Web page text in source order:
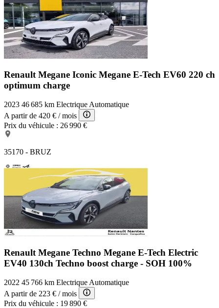
Renault Megane Iconic Megane E-Tech EV60 220 ch
optimum charge
2023 46 685 km Electrique Automatique
A partir de 420 € / mois
Prix du véhicule : 26 990 €
35170 - BRUZ
Renault Megane Techno Megane E-Tech Electric
EV40 130ch Techno boost charge - SOH 100%
2022 45 766 km Electrique Automatique
A partir de 223 € / mois
Prix du véhicule : 19 890 €